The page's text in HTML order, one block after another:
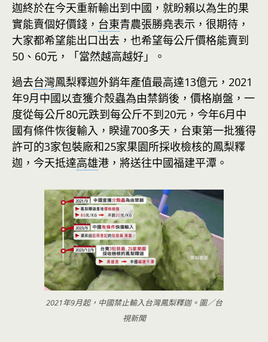
迦終於在今天重新輸出到中國，就盼賴以為生的果
實能賣個好價錢， 台東青農張勝堯表示，很期待，
大家都希望能出口出去，也希望每公斤價格能賣到
50、60元，「當然越高越好」。
過去台灣鳳梨釋迦外銷年產值最高達13億元，2021
年9月中國以查獲介殼蟲為由禁銷後，價格崩盤，一
度從每公斤80元跌到每公斤不到20元，今年6月中
國有條件恢復輸入，睽違700多天，台東第一批獲得
許可的3家包裝廠和25家果園所採收檢核的鳳梨釋
迦，今天抵達高雄港，將送往中國福建平潭。
2021年9月起，中國禁止輸入台灣鳳梨釋迦。圖／台
視新聞